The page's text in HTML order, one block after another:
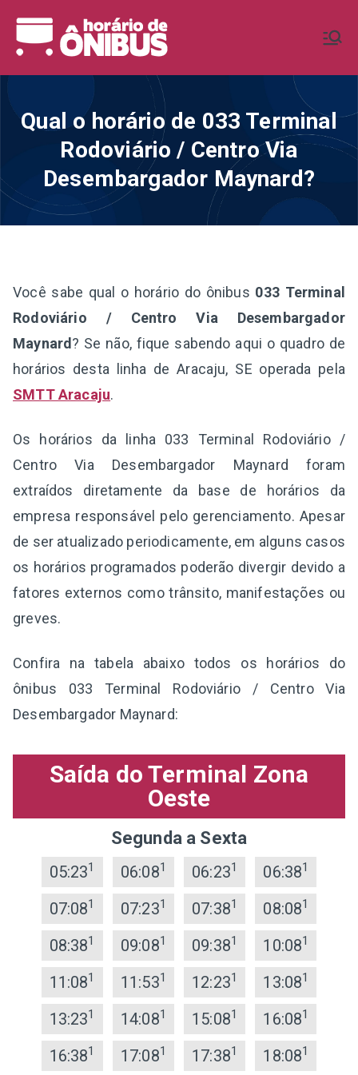
para
Ônibus BR
Horários de Ônibus de todo o
Qual o horário de 033 Terminal
Rodoviário / Centro Via
Desembargador Maynard?
Você sabe qual o horário do ônibus 033 Terminal
Rodoviário / Centro Via Desembargador
Maynard? Se não, fique sabendo aqui o quadro de
horários desta linha de Aracaju, SE operada pela
SMTT Aracaju.
Os horários da linha 033 Terminal Rodoviário /
Centro Via Desembargador Maynard foram
extraídos diretamente da base de horários da
empresa responsável pelo gerenciamento. Apesar
de ser atualizado periodicamente, em alguns casos
os horários programados poderão divergir devido a
fatores externos como trânsito, manifestações ou
greves.
Confira na tabela abaixo todos os horários do
ônibus 033 Terminal Rodoviário / Centro Via
Desembargador Maynard:
Saída do Terminal Zona
Oeste
Segunda a Sexta
05:231 06:081 06:231 06:381
07:081 07:231 07:381 08:081
08:381 09:081 09:381 10:081
11:081 11:531 12:231 13:081
13:231 14:081 15:081 16:081
16:381 17:081 17:381 18:081